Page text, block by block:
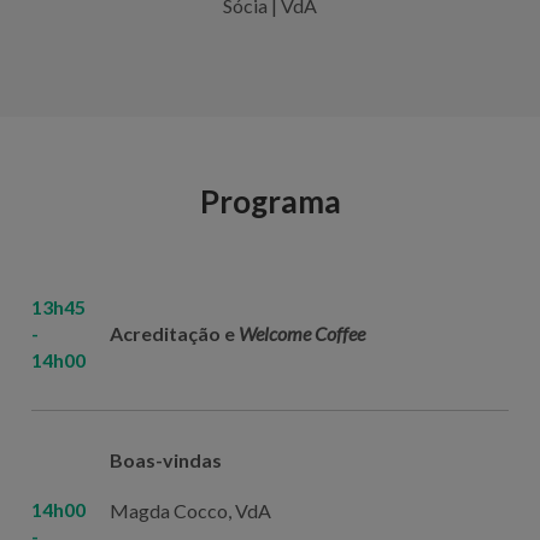
Sócia | VdA
Programa
13h45
-
14h00
Acreditação e Welcome Coffee
14h00
Boas-vindas
Magda Cocco, VdA